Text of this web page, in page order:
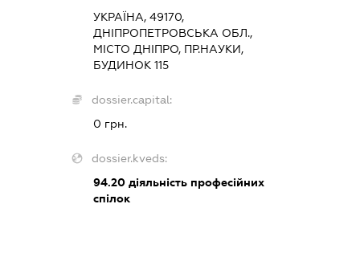
УКРАЇНА, 49170,
ДНІПРОПЕТРОВСЬКА ОБЛ.,
МІСТО ДНІПРО, ПР.НАУКИ,
БУДИНОК 115
dossier.capital:
0 грн.
dossier.kveds:
94.20діяльність професійних
спілок